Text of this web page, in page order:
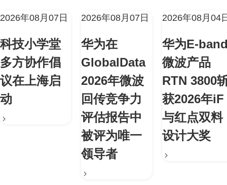
2026年08月07日
科技小学堂
多方协作倡
议在上海启
动
2026年08月07日
华为在
GlobalData
2026年微波
回传竞争力
评估报告中
被评为唯一
领导者
2026年08月04
华为E-
微波产品
RTN 3800
获2026年iF
与红点双料
设计大奖